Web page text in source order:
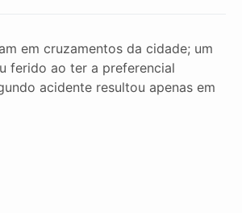
em cruzamentos da cidade; um
ferido ao ter a preferencial
acidente resultou apenas em